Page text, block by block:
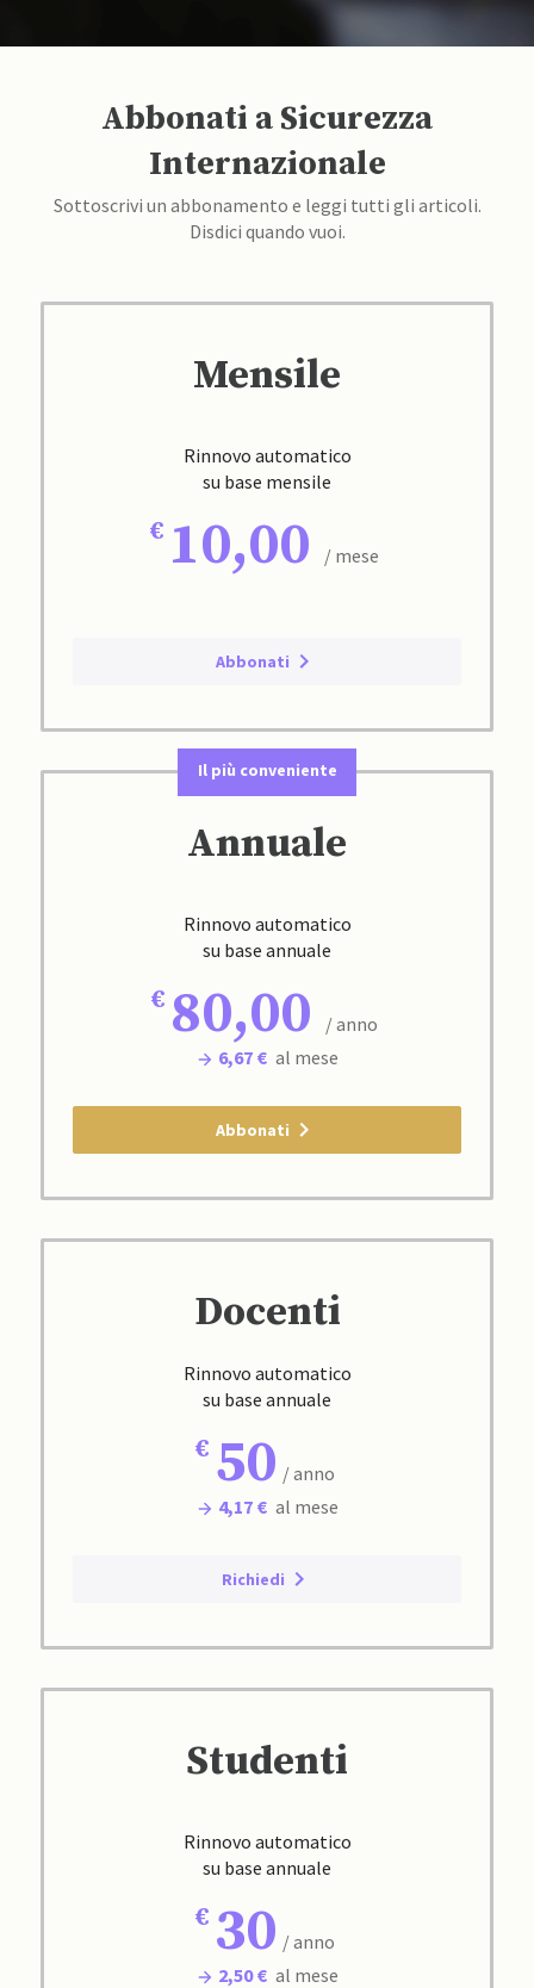
Abbonati a Sicurezza
Internazionale
Sottoscrivi un abbonamento e leggi tutti gli articoli.
Disdici quando vuoi.
Mensile
Rinnovo automatico
su base mensile
10,00 / mese
Abbonati
Il più conveniente
Annuale
Rinnovo automatico
su base annuale
80,00
/ anno
6,67 € al mese
Abbonati
Docenti
Rinnovo automatico
su base annuale
50 / anno
4,17 € al mese
Richiedi
Studenti
Rinnovo automatico
su base annuale
30 / anno
2,50 € al mese